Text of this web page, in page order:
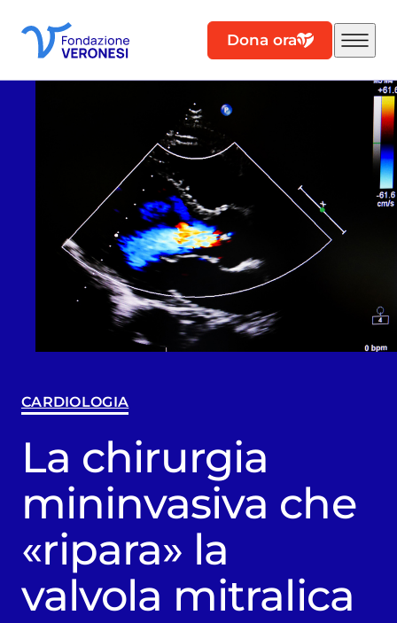
Dona ora
CARDIOLOGIA
La chirurgia
mininvasiva che
«ripara» la
valvola mitralica